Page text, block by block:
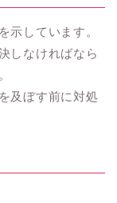
示しています。
しなければなら
及ぼす前に対処